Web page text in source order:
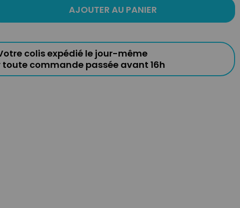
AJOUTER AU PANIER
colis expédié le jour-même
toute commande passée avant 16h